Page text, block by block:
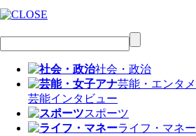
社会・政治
芸能・エンタメ
芸能インタビュー
スポーツ
ライフ・マネー